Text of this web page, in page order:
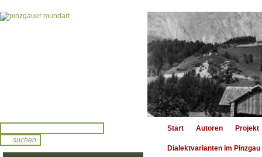
Start Autoren Projekt
Dialektvarianten im Pinzgau